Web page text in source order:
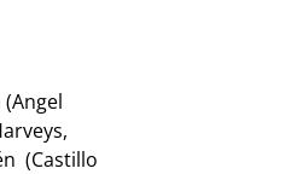
(Castillo